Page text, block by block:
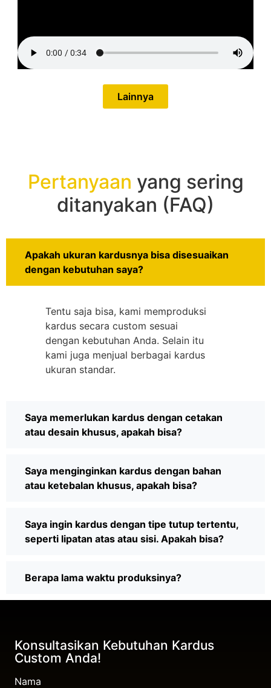
Lainnya
Pertanyaan yang sering
ditanyakan (FAQ)
Apakah ukuran kardusnya bisa disesuaikan
dengan kebutuhan saya?
Tentu saja bisa, kami memproduksi
kardus secara custom sesuai
dengan kebutuhan Anda. Selain itu
kami juga menjual berbagai kardus
ukuran standar.
Saya memerlukan kardus dengan cetakan
atau desain khusus, apakah bisa?
Saya menginginkan kardus dengan bahan
atau ketebalan khusus, apakah bisa?
Saya ingin kardus dengan tipe tutup tertentu,
seperti lipatan atas atau sisi. Apakah bisa?
Berapa lama waktu produksinya?
Konsultasikan Kebutuhan Kardus
Custom Anda!
Nama